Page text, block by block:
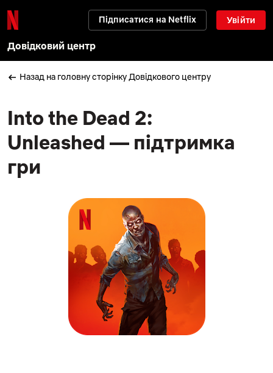
Підписатися на Netflix Увійти
Довідковий центр
Назад на головну сторінку Довідкового центру
Into the Dead 2:
Unleashed — підтримка
гри